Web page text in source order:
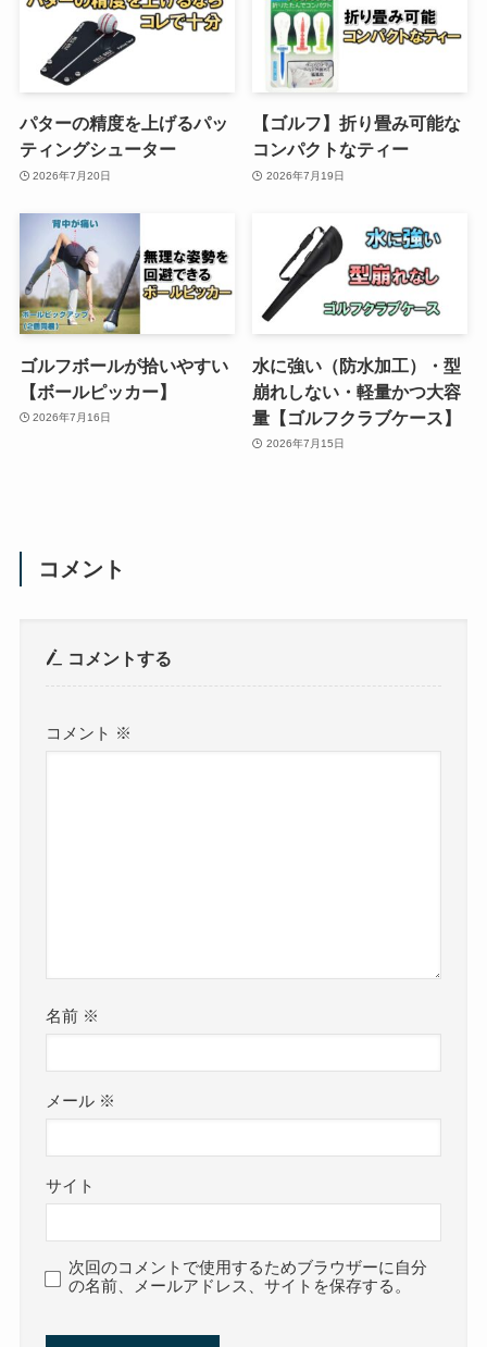
パターの精度を上げるパッ
ティングシューター
2026年7月20日
【ゴルフ】折り畳み可能な
コンパクトなティー
2026年7月19日
ゴルフボールが拾いやすい
【ボールピッカー】
2026年7月16日
水に強い（防水加工）・型
崩れしない・軽量かつ大容
量【ゴルフクラブケース】
2026年7月15日
コメント
コメントする
コメント ※
名前 ※
メール ※
サイト
次回のコメントで使用するためブラウザーに自分
の名前、メールアドレス、サイトを保存する。